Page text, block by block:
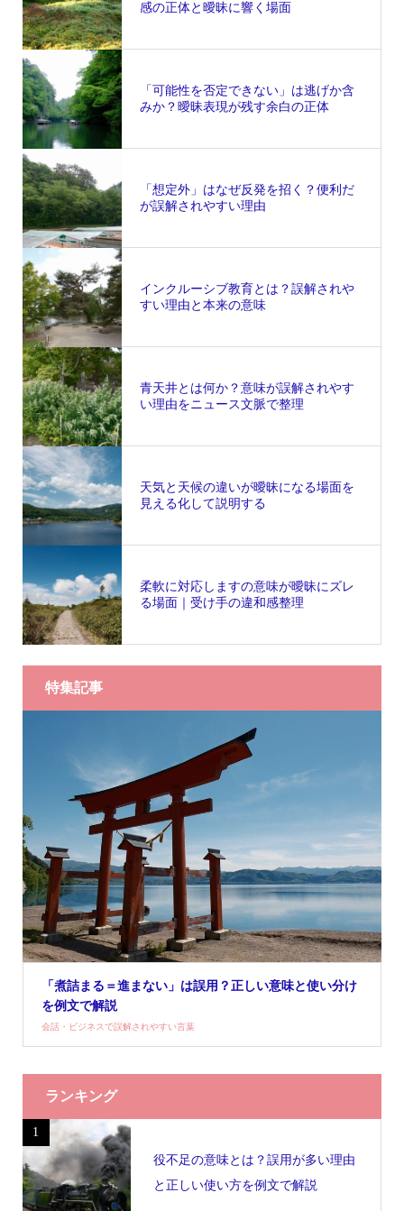
感の正体と曖昧に響く場面
「可能性を否定できない」は逃げか含
みか？曖昧表現が残す余白の正体
「想定外」はなぜ反発を招く？便利だ
が誤解されやすい理由
インクルーシブ教育とは？誤解されや
すい理由と本来の意味
青天井とは何か？意味が誤解されやす
い理由をニュース文脈で整理
天気と天候の違いが曖昧になる場面を
見える化して説明する
柔軟に対応しますの意味が曖昧にズレ
る場面｜受け手の違和感整理
特集記事
「煮詰まる＝進まない」は誤用？正しい意味と使い分け
を例文で解説
会話・ビジネスで誤解されやすい言葉
ランキング
1
役不足の意味とは？誤用が多い理由
と正しい使い方を例文で解説